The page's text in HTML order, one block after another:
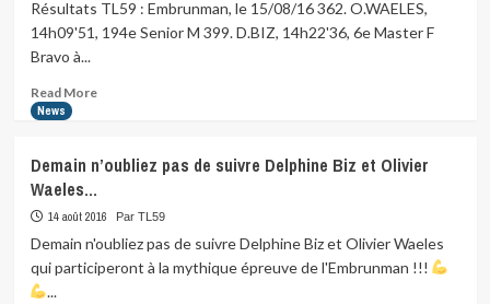
Résultats TL59 : Embrunman, le 15/08/16 362. O.WAELES,
14h09'51, 194e Senior M 399. D.BIZ, 14h22'36, 6e Master F
Bravo à...
Read MoreRead
TL59
:
Embrunman,
15/08/16
362.
News
Demain n’oubliez pas de suivre Delphine Biz et Olivier
Waeles…
14 août 2016 Par TL59
Demain n'oubliez pas de suivre Delphine Biz et Olivier Waeles
qui participeront à la mythique épreuve de l'Embrunman !!!
...